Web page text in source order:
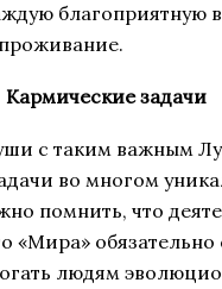
благоприятную
Кармические задачи
с таким важным
во многом
помнить, что
«Мира» обязательно
людям